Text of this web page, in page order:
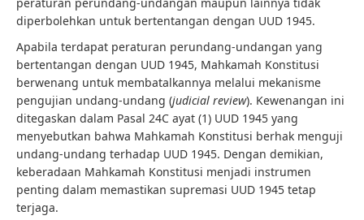
diperbolehkan untuk bertentangan dengan UUD 1945.
Apabila terdapat peraturan perundang-undangan yang
bertentangan dengan UUD 1945, Mahkamah Konstitusi
berwenang untuk membatalkannya melalui mekanisme
pengujian undang-undang (judicial review). Kewenangan ini
ditegaskan dalam Pasal 24C ayat (1) UUD 1945 yang
menyebutkan bahwa Mahkamah Konstitusi berhak menguji
undang-undang terhadap UUD 1945. Dengan demikian,
keberadaan Mahkamah Konstitusi menjadi instrumen
penting dalam memastikan supremasi UUD 1945 tetap
terjaga.